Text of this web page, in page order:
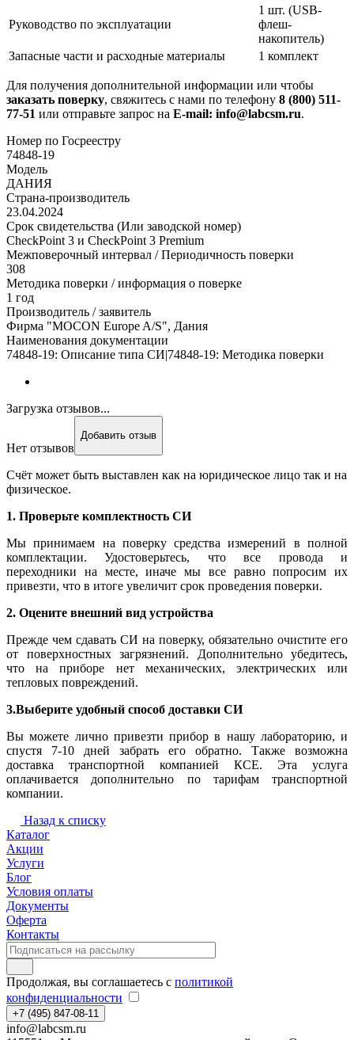
Руководство по эксплуатации
1 шт. (USB-
флеш-
накопитель)
Запасные части и расходные материалы
1 комплект
Для получения дополнительной информации или чтобы
заказать поверку, свяжитесь с нами по телефону 8 (800) 511-
77-51 или отправьте запрос на E-mail: info@labcsm.ru.
Номер по Госреестру
74848-19
Модель
ДАНИЯ
Страна-производитель
23.04.2024
Срок свидетельства (Или заводской номер)
CheckPoint 3 и CheckPoint 3 Premium
Межповерочный интервал / Периодичность поверки
308
Методика поверки / информация о поверке
1 год
Производитель / заявитель
Фирма "MOCON Europe A/S", Дания
Наименования документации
74848-19: Описание типа СИ|74848-19: Методика поверки
Загрузка отзывов...
Нет отзывов
Добавить отзыв
Счёт может быть выставлен как на юридическое лицо так и на
физическое.
1. Проверьте комплектность СИ
Мы принимаем на поверку средства измерений в полной
комплектации. Удостоверьтесь, что все провода и
переходники на месте, иначе мы все равно попросим их
привезти, что в итоге увеличит срок проведения поверки.
2. Оцените внешний вид устройства
Прежде чем сдавать СИ на поверку, обязательно очистите его
от поверхностных загрязнений. Дополнительно убедитесь,
что на приборе нет механических, электрических или
тепловых повреждений.
3.Выберите удобный способ доставки СИ
Вы можете лично привезти прибор в нашу лабораторию, и
спустя 7-10 дней забрать его обратно. Также возможна
доставка транспортной компанией КСЕ. Эта услуга
оплачивается дополнительно по тарифам транспортной
компании.
Назад к списку
Каталог
Акции
Услуги
Блог
Условия оплаты
Документы
Оферта
Контакты
Продолжая, вы соглашаетесь с политикой
конфиденциальности
+7 (495) 847-08-11
info@labcsm.ru